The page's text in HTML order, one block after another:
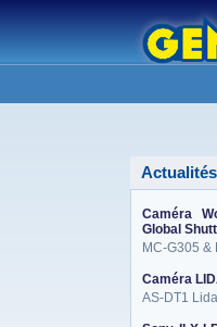
Actualités
Caméra
Global
MC-G305 &
Caméra
AS-DT1